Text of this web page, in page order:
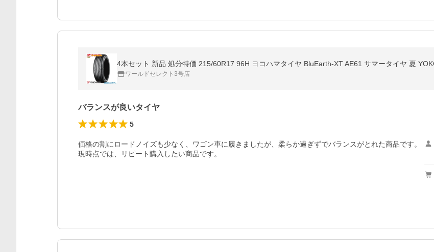
ワールドセレクト3号店
バランスが良いタイヤ
5
価格の割にロードノイズも少なく、ワゴン車に履きましたが、柔らか過ぎずでバランスがとれた商品です。
現時点では、リピート購入したい商品です。